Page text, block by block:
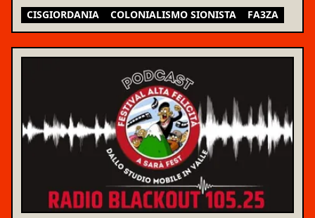
CISGIORDANIA COLONIALISMO SIONISTA FA3ZA